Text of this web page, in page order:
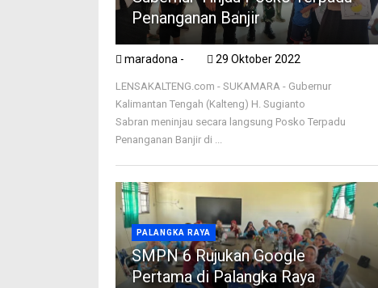
Penanganan Banjir
maradona - 29 Oktober 2022
LENSAKALTENG.com - SUKAMARA - Gubernur
Kalimantan Tengah (Kalteng) H. Sugianto
Sabran meninjau secara langsung Posko Terpadu
Penanganan Banjir di ...
PALANGKA RAYA
SMPN 6 Rujukan Google
Pertama di Palangka Raya